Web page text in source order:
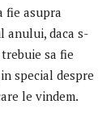
fie asupra
anului, daca s-
sa fie
special despre
le vindem.